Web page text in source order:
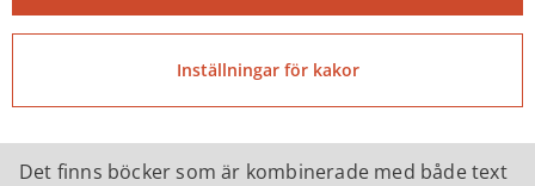
kapitelböcker och faktaböcker, för alla åldrar. Alla
lättlästa böcker på både skolbiblioteket och
Det finns böcker som är kombinerade med både text
Inställningar för kakor